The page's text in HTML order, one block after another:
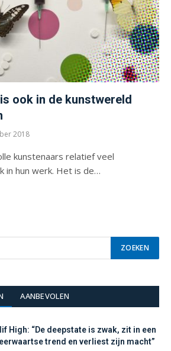
ook in de kunstwereld
2018
kunstenaars relatief veel
in hun werk. Het is de…
AANBEVOLEN
High: “De deepstate is zwak, zit in een
trend en verliest zijn macht”